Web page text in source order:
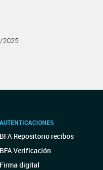
2025
AUTENTICACIONES
BFA Repositorio recibos
BFA Verificación
Firma digital